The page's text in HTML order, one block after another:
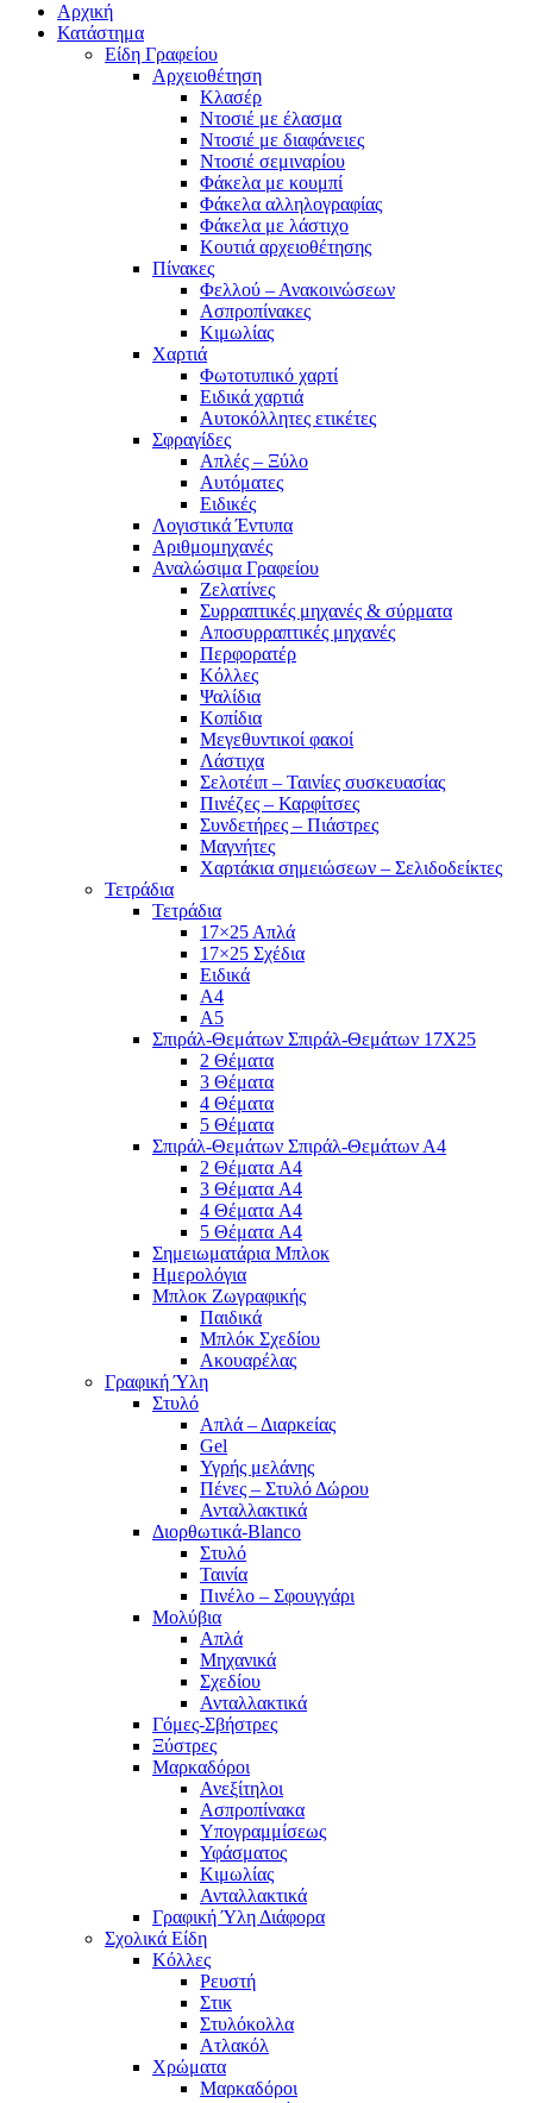
Αρχική
Κατάστημα
Είδη Γραφείου
Αρχειοθέτηση
Κλασέρ
Ντοσιέ με έλασμα
Ντοσιέ με διαφάνειες
Ντοσιέ σεμιναρίου
Φάκελα με κουμπί
Φάκελα αλληλογραφίας
Φάκελα με λάστιχο
Κουτιά αρχειοθέτησης
Πίνακες
Φελλού – Ανακοινώσεων
Ασπροπίνακες
Κιμωλίας
Χαρτιά
Φωτοτυπικό χαρτί
Ειδικά χαρτιά
Αυτοκόλλητες ετικέτες
Σφραγίδες
Απλές – Ξύλο
Αυτόματες
Ειδικές
Λογιστικά Έντυπα
Αριθμομηχανές
Αναλώσιμα Γραφείου
Ζελατίνες
Συρραπτικές μηχανές & σύρματα
Αποσυρραπτικές μηχανές
Περφορατέρ
Κόλλες
Ψαλίδια
Κοπίδια
Μεγεθυντικοί φακοί
Λάστιχα
Σελοτέιπ – Ταινίες συσκευασίας
Πινέζες – Καρφίτσες
Συνδετήρες – Πιάστρες
Μαγνήτες
Χαρτάκια σημειώσεων – Σελιδοδείκτες
Τετράδια
Τετράδια
17×25 Απλά
17×25 Σχέδια
Ειδικά
Α4
Α5
Σπιράλ-Θεμάτων Σπιράλ-Θεμάτων 17Χ25
2 Θέματα
3 Θέματα
4 Θέματα
5 Θέματα
Σπιράλ-Θεμάτων Σπιράλ-Θεμάτων Α4
2 Θέματα A4
3 Θέματα A4
4 Θέματα A4
5 Θέματα A4
Σημειωματάρια Μπλοκ
Ημερολόγια
Μπλοκ Ζωγραφικής
Παιδικά
Μπλόκ Σχεδίου
Ακουαρέλας
Γραφική Ύλη
Στυλό
Απλά – Διαρκείας
Gel
Υγρής μελάνης
Πένες – Στυλό Δώρου
Ανταλλακτικά
Διορθωτικά-Blanco
Στυλό
Ταινία
Πινέλο – Σφουγγάρι
Μολύβια
Απλά
Μηχανικά
Σχεδίου
Ανταλλακτικά
Γόμες-Σβήστρες
Ξύστρες
Μαρκαδόροι
Ανεξίτηλοι
Ασπροπίνακα
Υπογραμμίσεως
Υφάσματος
Κιμωλίας
Ανταλλακτικά
Γραφική Ύλη Διάφορα
Σχολικά Είδη
Κόλλες
Ρευστή
Στικ
Στυλόκολλα
Ατλακόλ
Χρώματα
Μαρκαδόροι